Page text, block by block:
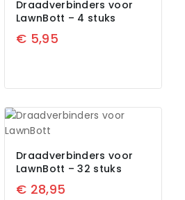
Draadverbinders voor
LawnBott – 4 stuks
€ 5,95
Draadverbinders voor
LawnBott – 32 stuks
€ 28,95